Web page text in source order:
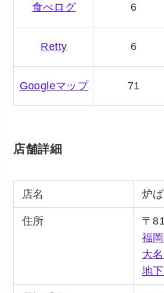
食べログ 6
Retty 6
Googleマップ 71
店舗詳細
店名 炉
住所
〒
福
大
地